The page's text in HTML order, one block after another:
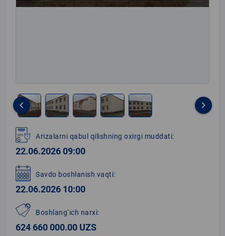
1
of
5
keyboard_arrow_left keyboard_arrow_right
Arizalarni qabul qilishning oxirgi muddati:
22.06.2026 09:00
Savdo boshlanish vaqti:
22.06.2026 10:00
Boshlang‘ich narxi:
624 660 000.00 UZS